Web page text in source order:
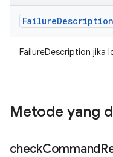
FailureDescription
FailureDescription jika
Metode yang
checkCommand